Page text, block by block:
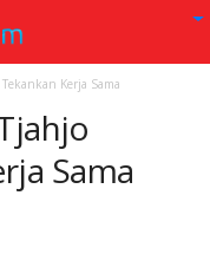
Kerja Sama
Sama